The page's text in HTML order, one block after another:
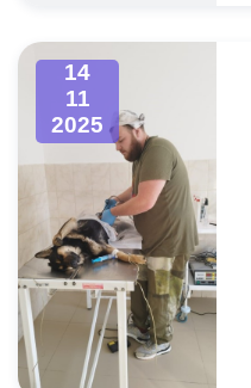
14
11
2025